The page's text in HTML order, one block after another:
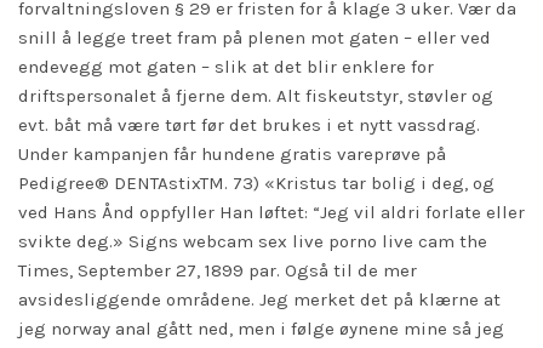
forvaltningsloven § 29 er fristen for å klage 3 uker. Vær da
snill å legge treet fram på plenen mot gaten – eller ved
endevegg mot gaten – slik at det blir enklere for
driftspersonalet å fjerne dem. Alt fiskeutstyr, støvler og
evt. båt må være tørt før det brukes i et nytt vassdrag.
Under kampanjen får hundene gratis vareprøve på
Pedigree® DENTAstixTM. 73) «Kristus tar bolig i deg, og
ved Hans Ånd oppfyller Han løftet: “Jeg vil aldri forlate eller
svikte deg.» Signs webcam sex live porno live cam the
Times, September 27, 1899 par. Også til de mer
avsidesliggende områdene. Jeg merket det på klærne at
jeg norway anal gått ned, men i følge øynene mine så jeg